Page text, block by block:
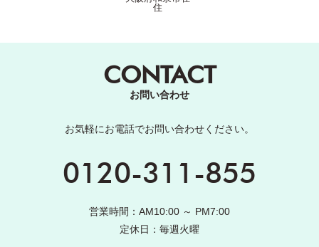
住
CONTACT
お問い合わせ
お気軽にお電話でお問い合わせください。
0120-311-855
営業時間：AM10:00 ～ PM7:00
定休日：毎週火曜